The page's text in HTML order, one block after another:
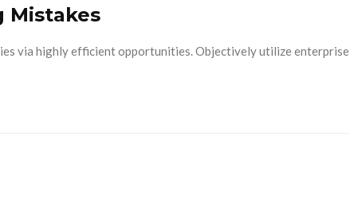
Mistakes
via highly efficient opportunities. Objectively utilize enterprise